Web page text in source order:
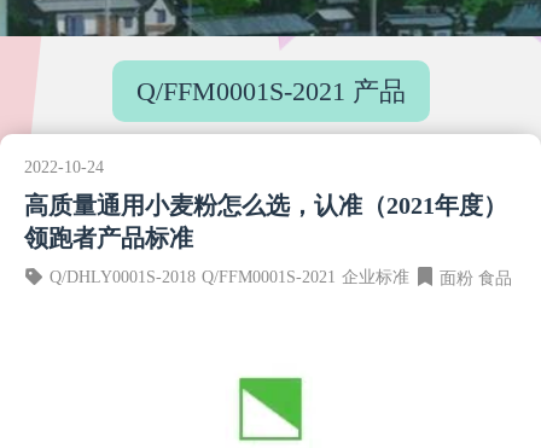
Q/FFM0001S-2021 产品
2022-10-24
高质量通用小麦粉怎么选，认准（2021年度）
领跑者产品标准
Q/DHLY0001S-2018 Q/FFM0001S-2021 企业标准 面粉 食品